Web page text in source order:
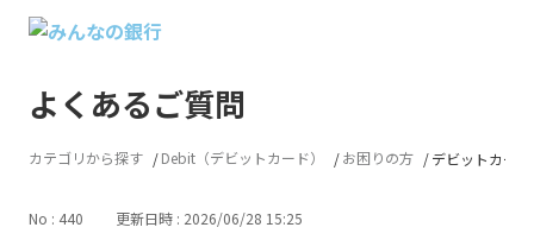
よくあるご質問
カテゴリから探す Debit（デビットカード） お困りの方 デビットカー
No : 440 更新日時 : 2026/06/28 15:25